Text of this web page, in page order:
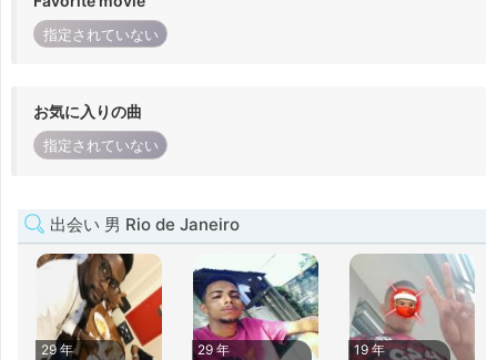
指定されていない
お気に入りの曲
指定されていない
出会い 男 Rio de Janeiro
29 年
29 年
19 年